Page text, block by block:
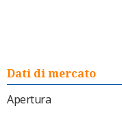
Dati di mercato
Apertura